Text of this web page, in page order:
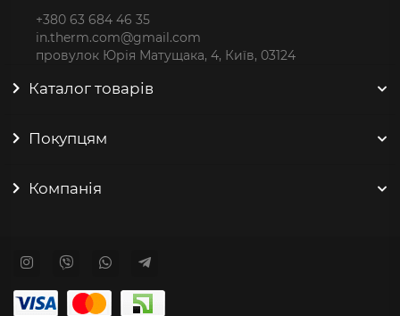
+380 63 684 46 35
in.therm.com@gmail.com
провулок Юрія Матущака, 4, Київ, 03124
Каталог товарів
Покупцям
Компанія